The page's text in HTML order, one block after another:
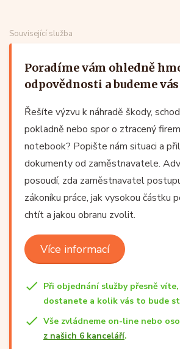
Související služba
Poradíme vám ohledně
odpovědnosti a budeme
Řešíte výzvu k náhradě škody,
pokladně nebo spor o ztracený
notebook? Popište nám situaci a
dokumenty od zaměstnavatele.
posoudí, zda zaměstnavatel
zákoníku práce, jak vysokou částku
chtít a jakou obranu zvolit.
Více informací
Při objednání služby přesně víte,
dostanete a kolik vás to bude
Vše zvládneme on-line nebo
z našich 6 kanceláří.